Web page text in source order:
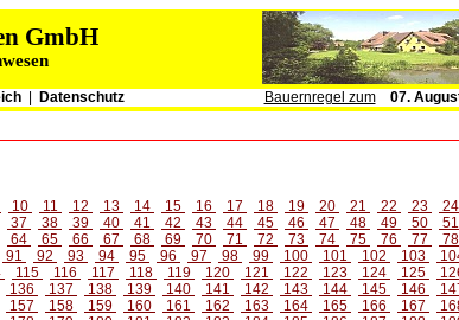
GmbH
Datenschutz Bauernregel zum
07.
10 11 12 13 14 15 16 17 18 19 20 21 22 23 24
37 38 39 40 41 42 43 44 45 46 47 48 49 50 51
64 65 66 67 68 69 70 71 72 73 74 75 76 77 78
91 92 93 94 95 96 97 98 99 100 101 102 103
115 116 117 118 119 120 121 122 123 124 125
136 137 138 139 140 141 142 143 144 145 146
157 158 159 160 161 162 163 164 165 166 167